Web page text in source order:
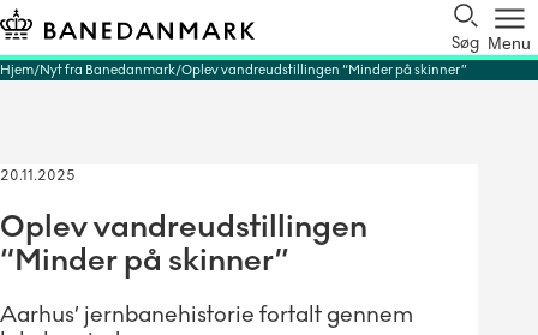
Søg Menu
Hjem Nyt fra Banedanmark Oplev vandreudstillingen “Minder på skinner”
20.11.2025
Oplev vandreudstillingen
“Minder på skinner”
Aarhus’ jernbanehistorie fortalt gennem